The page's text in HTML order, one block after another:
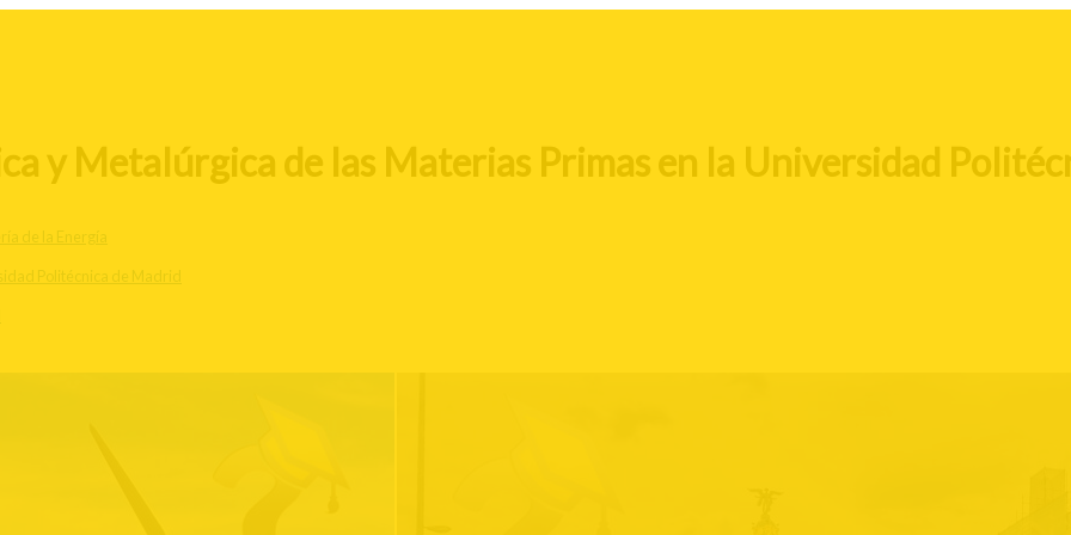
y Metalúrgica de las Materias Primas en la Universidad
de la Energía
Politécnica de Madrid